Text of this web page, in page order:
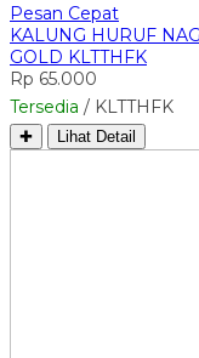
Pesan Cepat
KALUNG HURUF
GOLD KLTTHFK
Rp 65.000
Tersedia / KLTTHFK
✚ Lihat Detail